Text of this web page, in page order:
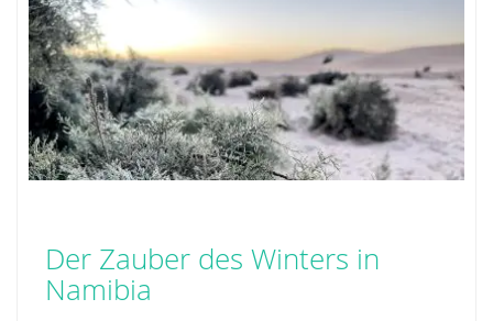
Der Zauber des Winters in
Namibia